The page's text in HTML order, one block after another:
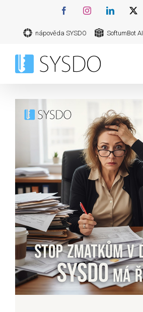
FacebookInstagramLinkedIn
nápověda SYSDO SoftumBot AI